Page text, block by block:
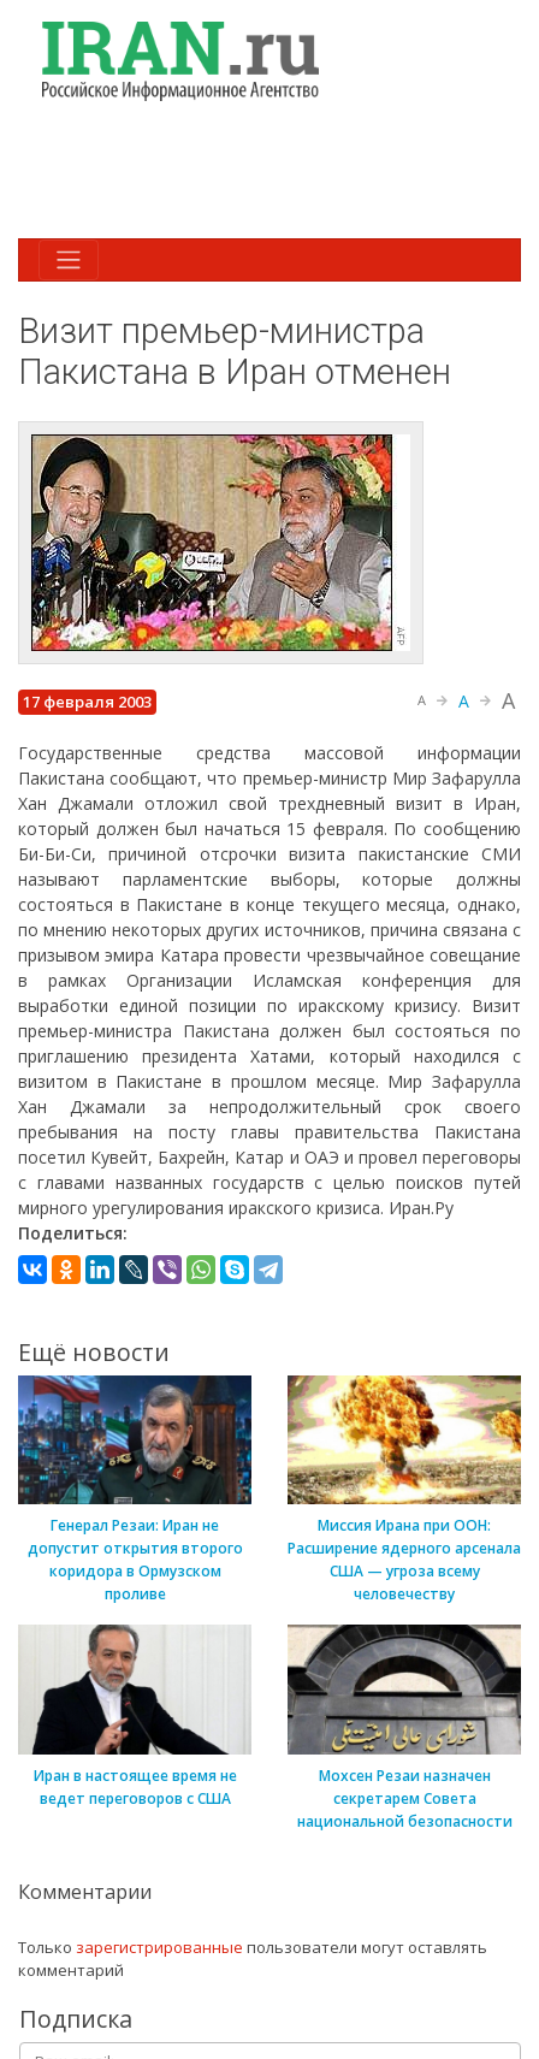
Визит премьер-министра
Пакистана в Иран отменен
17 февраля 2003 A A A
Государственные средства массовой информации
Пакистана сообщают, что премьер-министр Мир Зафарулла
Хан Джамали отложил свой трехдневный визит в Иран,
который должен был начаться 15 февраля. По сообщению
Би-Би-Си, причиной отсрочки визита пакистанские СМИ
называют парламентские выборы, которые должны
состояться в Пакистане в конце текущего месяца, однако,
по мнению некоторых других источников, причина связана с
призывом эмира Катара провести чрезвычайное совещание
в рамках Организации Исламская конференция для
выработки единой позиции по иракскому кризису. Визит
премьер-министра Пакистана должен был состояться по
приглашению президента Хатами, который находился с
визитом в Пакистане в прошлом месяце. Мир Зафарулла
Хан Джамали за непродолжительный срок своего
пребывания на посту главы правительства Пакистана
посетил Кувейт, Бахрейн, Катар и ОАЭ и провел переговоры
с главами названных государств с целью поисков путей
мирного урегулирования иракского кризиса. Иран.Ру
Поделиться:
Ещё новости
Генерал Резаи: Иран не
допустит открытия второго
коридора в Ормузском
проливе
Миссия Ирана при ООН:
Расширение ядерного арсенала
США — угроза всему
человечеству
Иран в настоящее время не
ведет переговоров с США
Мохсен Резаи назначен
секретарем Совета
национальной безопасности
Комментарии
Только зарегистрированные пользователи могут оставлять
комментарий
Подписка